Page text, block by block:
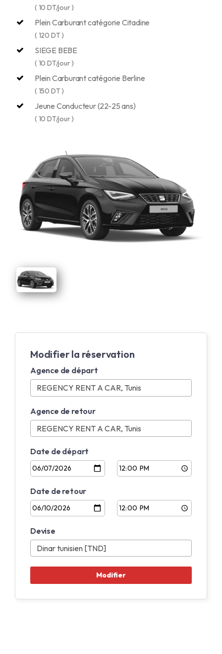
( 10 DT/jour )
Plein Carburant catégorie Citadine
( 120 DT )
SIEGE BEBE
( 10 DT/jour )
Plein Carburant catégorie Berline
( 150 DT )
Jeune Conducteur (22-25 ans)
( 10 DT/jour )
Modifier la réservation
Agence de départ
Agence de retour
Date de départ
Date de retour
Devise